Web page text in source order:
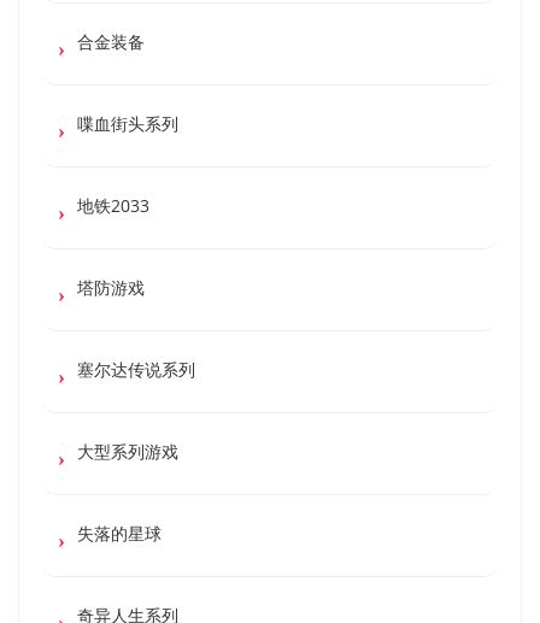
合金装备
喋血街头系列
地铁2033
塔防游戏
塞尔达传说系列
大型系列游戏
失落的星球
奇异人生系列